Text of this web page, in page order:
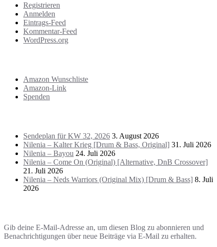
Registrieren
Anmelden
Eintrags-Feed
Kommentar-Feed
WordPress.org
Amazon Wunschliste
Amazon-Link
Spenden
Sendeplan für KW 32, 2026 3. August 2026
Nilenia – Kalter Krieg [Drum & Bass, Original] 31. Juli 2026
Nilenia – Bayou 24. Juli 2026
Nilenia – Come On (Original) [Alternative, DnB Crossover]
21. Juli 2026
Nilenia – Neds Warriors (Original Mix) [Drum & Bass] 8. Juli
2026
Gib deine E-Mail-Adresse an, um diesen Blog zu abonnieren und
Benachrichtigungen über neue Beiträge via E-Mail zu erhalten.